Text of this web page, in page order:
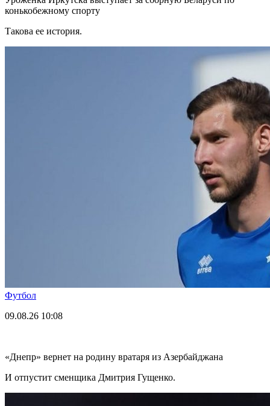
конькобежному спорту
Такова ее история.
Футбол
09.08.26 10:08
«Днепр» вернет на родину вратаря из Азербайджана
И отпустит сменщика Дмитрия Гущенко.